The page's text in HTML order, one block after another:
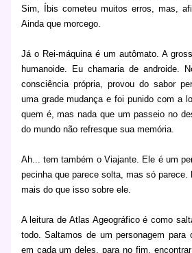
Sim, Íbis cometeu muitos erros, mas,
Ainda que morcego.
Já o Rei-máquina é um autômato. A
humanoide. Eu chamaria de androide.
consciência própria, provou do sabor
uma grade mudança e foi punido com a
quem é, mas nada que um passeio no
do mundo não refresque sua memória.
Ah... tem também o Viajante. Ele é um
pecinha que parece solta, mas só
mais do que isso sobre ele.
A leitura de Atlas Ageográfico é como
todo. Saltamos de um personagem para
em cada um deles, para no fim,